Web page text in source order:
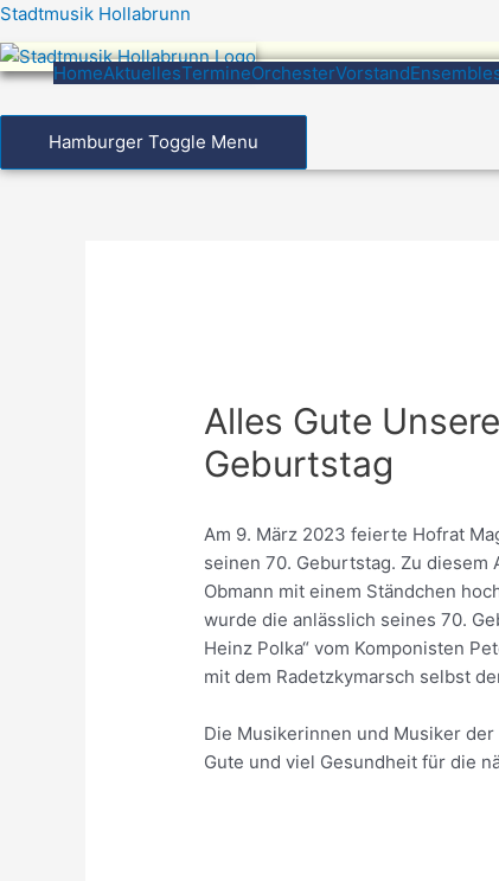
Zum
Inhalt
springen
Stadtmusik Hollabrunn
HomeAktuellesTermineOrchesterVorstand
Hamburger Toggle Menu
Alles Gute
Geburtstag
Am 9. März 2023 feierte Hofrat
seinen 70. Geburtstag. Zu
Obmann mit einem Ständchen
wurde die anlässlich seines 70.
Heinz Polka“ vom Komponisten
mit dem Radetzkymarsch selbst
Die Musikerinnen und Musiker
Gute und viel Gesundheit für die